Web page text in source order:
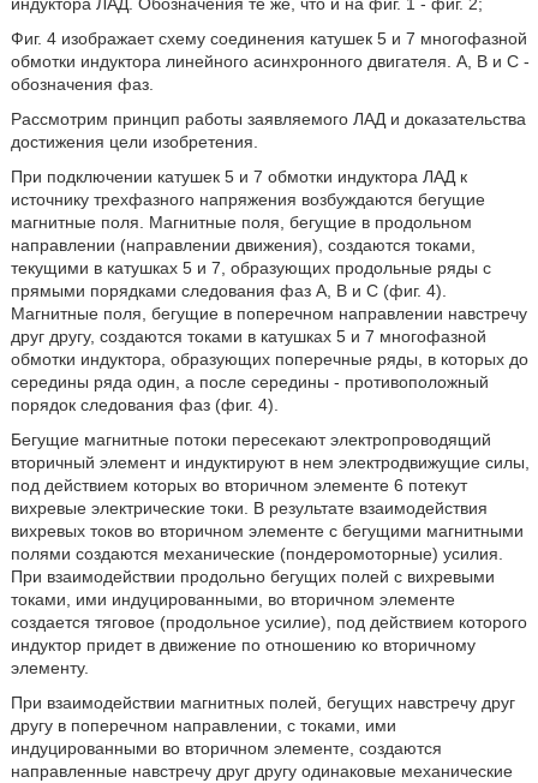
Фиг. 4 изображает схему соединения катушек 5 и 7 многофазной
обмотки индуктора линейного асинхронного двигателя. А, В и С -
обозначения фаз.
Рассмотрим принцип работы заявляемого ЛАД и доказательства
достижения цели изобретения.
При подключении катушек 5 и 7 обмотки индуктора ЛАД к
источнику трехфазного напряжения возбуждаются бегущие
магнитные поля. Магнитные поля, бегущие в продольном
направлении (направлении движения), создаются токами,
текущими в катушках 5 и 7, образующих продольные ряды с
прямыми порядками следования фаз А, В и С (фиг. 4).
Магнитные поля, бегущие в поперечном направлении навстречу
друг другу, создаются токами в катушках 5 и 7 многофазной
обмотки индуктора, образующих поперечные ряды, в которых до
середины ряда один, а после середины - противоположный
порядок следования фаз (фиг. 4).
Бегущие магнитные потоки пересекают электропроводящий
вторичный элемент и индуктируют в нем электродвижущие силы,
под действием которых во вторичном элементе 6 потекут
вихревые электрические токи. В результате взаимодействия
вихревых токов во вторичном элементе с бегущими магнитными
полями создаются механические (пондеромоторные) усилия.
При взаимодействии продольно бегущих полей с вихревыми
токами, ими индуцированными, во вторичном элементе
создается тяговое (продольное усилие), под действием которого
индуктор придет в движение по отношению ко вторичному
элементу.
При взаимодействии магнитных полей, бегущих навстречу друг
другу в поперечном направлении, с токами, ими
индуцированными во вторичном элементе, создаются
направленные навстречу друг другу одинаковые механические